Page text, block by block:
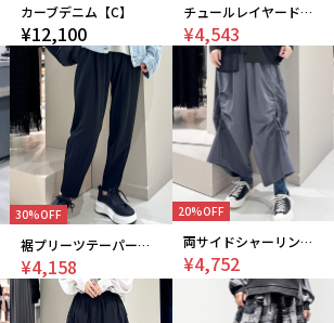
カーブデニム【C】
¥12,100
チュールレイヤードワイドパンツ
¥4,543
30%OFF
裾プリーツテーパードパンツ
¥4,158
20%OFF
両サイドシャーリングパンツ
¥4,752